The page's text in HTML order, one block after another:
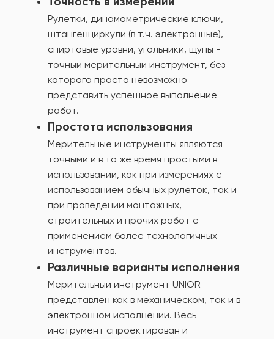
Рулетки, динамометрические ключи,
штангенциркули (в т.ч. электронные),
спиртовые уровни, угольники, щупы -
точный мерительный инструмент, без
которого просто невозможно
представить успешное выполнение
работ.
Простота использования
Мерительные инструменты являются
точными и в то же время простыми в
использовании, как при измерениях с
использованием обычных рулеток, так и
при проведении монтажных,
строительных и прочих работ с
применением более технологичных
инструментов.
Различные варианты исполнения
Мерительный инструмент UNIOR
представлен как в механическом, так и в
электронном исполнении. Весь
инструмент спроектирован и